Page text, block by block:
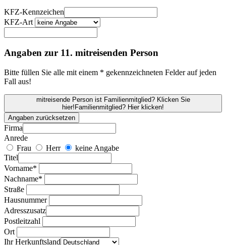
KFZ-Kennzeichen
KFZ-Art
Angaben zur 11. mitreisenden Person
Bitte füllen Sie alle mit einem * gekennzeichneten Felder auf jeden
Fall aus!
mitreisende Person ist Familienmitglied? Klicken Sie
hier!Familienmitglied? Hier klicken!
Angaben zurücksetzen
Firma
Anrede
Frau
Herr
keine Angabe
Titel
Vorname*
Nachname*
Straße
Hausnummer
Adresszusatz
Postleitzahl
Ort
Ihr Herkunftsland